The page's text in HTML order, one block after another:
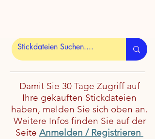
Damit Sie 30 Tage Zugriff auf
Ihre gekauften Stickdateien
haben, melden Sie sich oben an.
Weitere Infos finden Sie auf der
Seite Anmelden / Registrieren